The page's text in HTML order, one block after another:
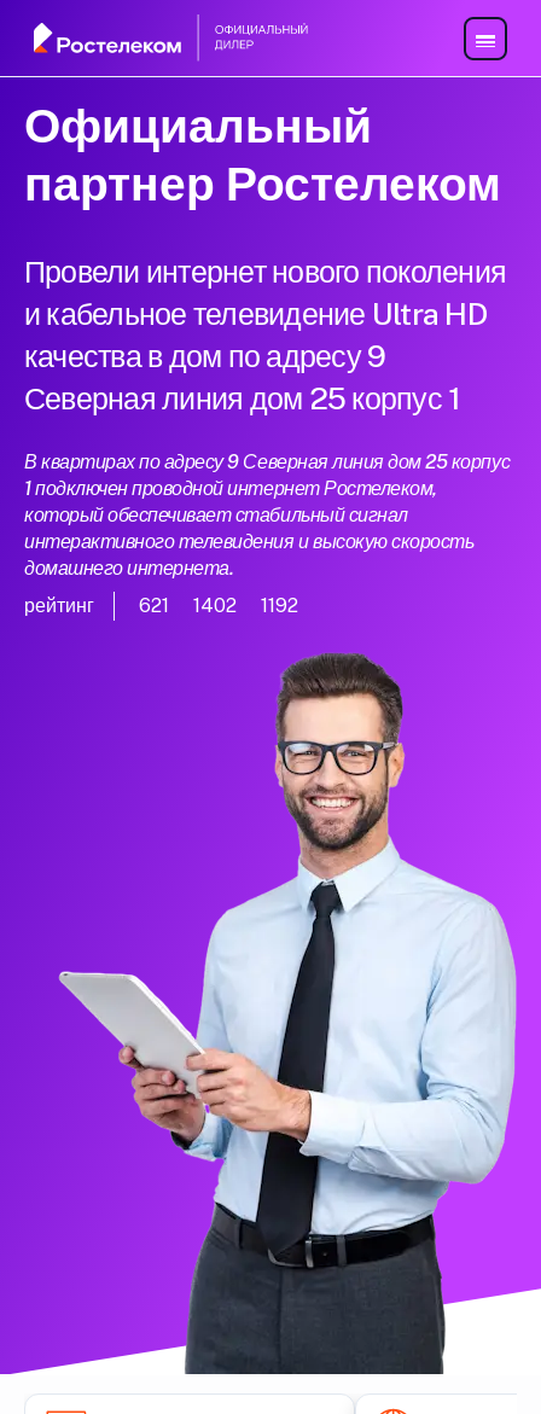
Официальный
партнер Ростелеком
Провели интернет нового поколения
и кабельное телевидение Ultra HD
качества в дом по адресу 9
Северная линия дом 25 корпус 1
В квартирах по адресу 9 Северная линия дом 25 корпус
1 подключен проводной интернет Ростелеком,
который обеспечивает стабильный сигнал
интерактивного телевидения и высокую скорость
домашнего интернета.
рейтинг
621 1402 1192